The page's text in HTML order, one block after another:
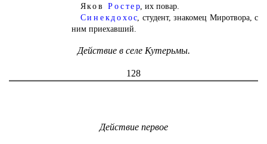
ЯковРостер, их повар.
Синекдохос , студент, знакомец Миротвора, с
ним приехавший.
Действие в селе Кутерьмы.
128
Действие первое